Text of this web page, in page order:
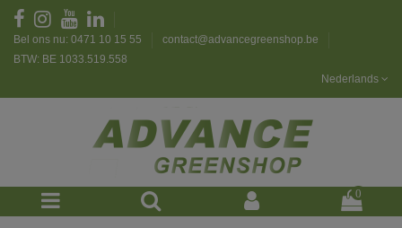
Bel ons nu: 0471 10 15 55
contact@advancegreenshop.be
BTW: BE 1033.519.558
Nederlands
0